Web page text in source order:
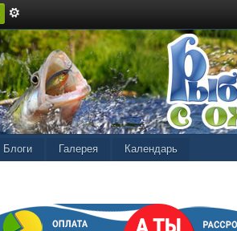
Блоги Галерея Календарь